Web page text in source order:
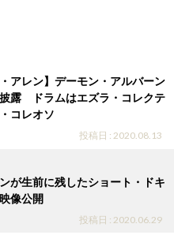
・アレン】デーモン・アルバーン
露 ドラムはエズラ・コレクテ
コレオソ
投稿日 : 2020.08.13
が生前に残したショート・ドキ
像公開
投稿日 : 2020.06.29